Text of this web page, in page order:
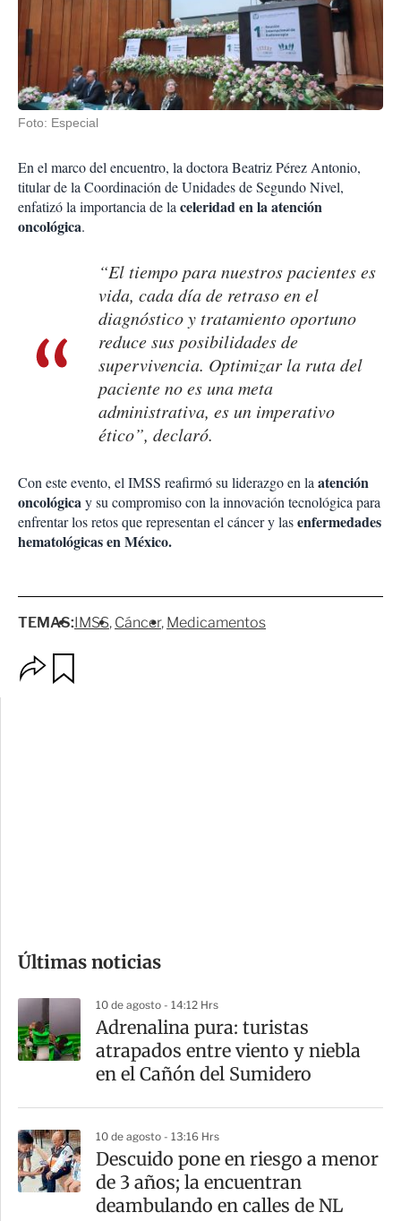
Foto: Especial
En el marco del encuentro, la doctora Beatriz Pérez Antonio,
titular de la Coordinación de Unidades de Segundo Nivel,
enfatizó la importancia de laceleridad en la atención
oncológica.
“El tiempo para nuestros pacientes es
vida, cada día de retraso en el
diagnóstico y tratamiento oportuno
reduce sus posibilidades de
supervivencia. Optimizar la ruta del
paciente no es una meta
administrativa, es un imperativo
ético”, declaró.
Con este evento, el IMSS reafirmó su liderazgo en laatención
oncológicay su compromiso con la innovación tecnológica para
enfrentar los retos que representan el cáncer y lasenfermedades
hematológicas en México.
TEMAS:IMSS Cáncer Medicamentos
m
a
r
t
Últimas noticias
10 de agosto - 14:12 Hrs
Adrenalina pura: turistas
atrapados entre viento y niebla
en el Cañón del Sumidero
10 de agosto - 13:16 Hrs
Descuido pone en riesgo a menor
de 3 años; la encuentran
deambulando en calles de NL